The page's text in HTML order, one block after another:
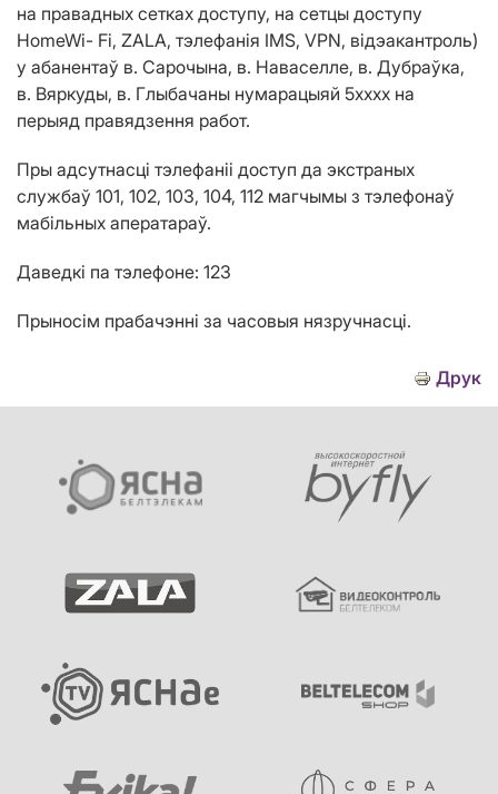
на правадных сетках доступу, на сетцы доступу
HomeWi- Fi, ZALA, тэлефанiя IMS, VPN, відэакантроль)
у абанентаў в. Сарочына, в. Наваселле, в. Дубраўка,
в. Вяркуды, в. Глыбачаны нумарацыяй 5хххх на
перыяд правядзення работ.
Пры адсутнасці тэлефаніі доступ да экстраных
службаў 101, 102, 103, 104, 112 магчымы з тэлефонаў
мабільных аператараў.
Даведкі па тэлефоне: 123
Прыносім прабачэнні за часовыя нязручнасці.
Друк